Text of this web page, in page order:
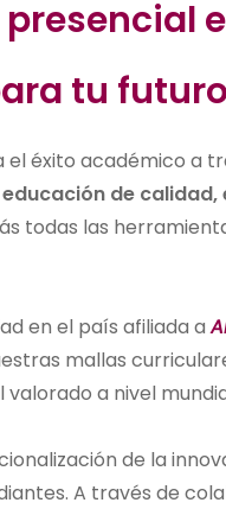
tu futuro
éxito académico a
educación de
todas las
en el país afiliada a
mallas
a nivel
de la
A través de